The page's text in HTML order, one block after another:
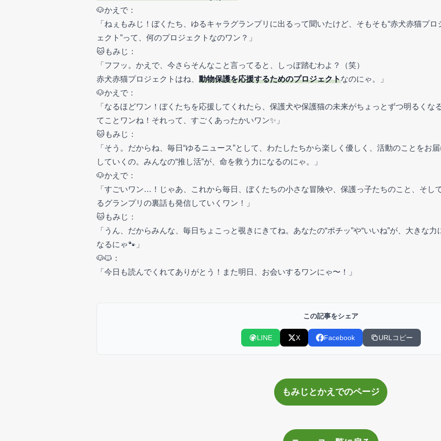
🐶かえで：
「ねぇもみじ！ぼくたち、ゆるキャラグランプリに出るって聞いたけど、そもそも“赤犬赤猫プロ
ェクト”って、何のプロジェクトなのワン？」
🐱もみじ：
「フフッ。かえで、今さらそんなこと言ってると、しっぽ踏むわよ？（笑）
赤犬赤猫プロジェクトはね、 動物保護を応援するためのプロジェクトなのにゃ。」
🐶かえで：
「なるほどワン！ぼくたちを応援してくれたら、保護犬や保護猫の未来がちょっとずつ明るくな
てことワンね！それって、すごくあったかいワン✨」
🐱もみじ：
「そう。だからね、毎日“ゆるニュース”として、わたしたちから楽しく優しく、活動のことをお
していくの。みんなの“推し活”が、命を救う力になるのにゃ。」
🐶かえで：
「すごいワン…！じゃあ、これから毎日、ぼくたちの小さな冒険や、保護っ子たちのこと、そし
るグランプリの裏話も発信していくワン！」
🐱もみじ：
「うん、だからみんな、毎日ちょこっと覗きにきてね。あなたの“ポチッ”や“いいね”が、大きな力
なるにゃ🐾」
🐶🐱：
「今日も読んでくれてありがとう！また明日、お会いするワンにゃ〜！」
この記事をシェア
LINE X Facebook URLコピー
もみじとかえでのページ